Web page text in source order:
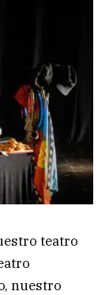
teatro
nuestro